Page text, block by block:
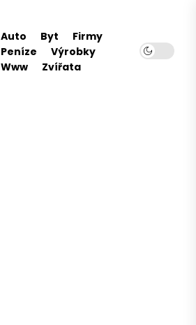
Auto Byt
Firmy
Peníze
Výrobky
Www
Zvířata